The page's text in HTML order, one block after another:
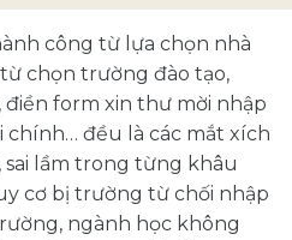
công từ lựa chọn nhà
chọn trường đào tạo,
form xin thư mời nhập
chính… đều là các mắt xích
sai lầm trong từng khâu
cơ bị trường từ chối nhập
ngành học không